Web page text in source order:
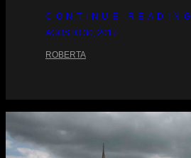
CONTINUE READING
AGOSTO 30, 2017
ROBERTA